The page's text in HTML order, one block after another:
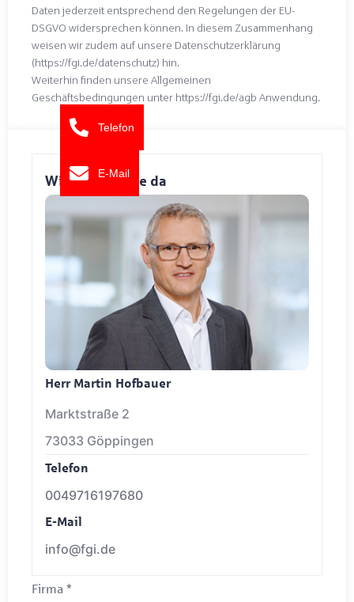
Daten jederzeit entsprechend den Regelungen der EU-
DSGVO widersprechen können. In diesem Zusammenhang
weisen wir zudem auf unsere Datenschutzerklärung
(https://fgi.de/datenschutz) hin.
Weiterhin finden unsere Allgemeinen
Geschäftsbedingungen unter https://fgi.de/agb Anwendung.
Wir sind für Sie da
Herr Martin Hofbauer
Marktstraße 2
73033 Göppingen
Telefon
0049716197680
E-Mail
info@fgi.de
Firma *
Telefon
E-Mail